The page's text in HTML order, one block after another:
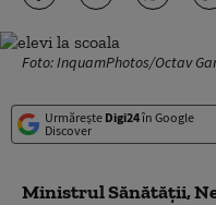
Foto: InquamPhotos/Octav
Urmărește Digi24în Google
Discover
Ministrul Sănătății,